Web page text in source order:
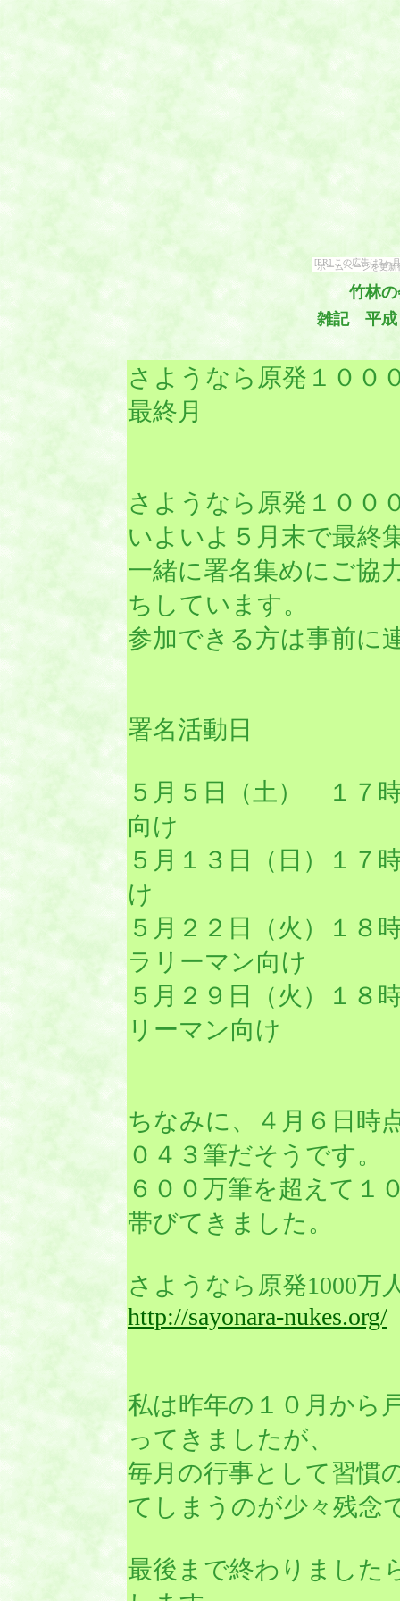
[PR] この広告は3ヶ
ホームページを更
竹林
雑記 平成
さようなら原発１０
最終月
さようなら原発１００
いよいよ５月末で最終
一緒に署名集めにご協
ちしています。
参加できる方は事前に
署名活動日
５月５日（土） １７
向け
５月１３日（日）１
け
５月２２日（火）１
ラリーマン向け
５月２９日（火）１
リーマン向け
ちなみに、４月６日時
０４３筆だそうです。
６００万筆を超えて１
帯びてきました。
さようなら原発1000万
http://sayonara-nukes.org/
私は昨年の１０月から
ってきましたが、
毎月の行事として習慣
てしまうのが少々残念
最後まで終わりました